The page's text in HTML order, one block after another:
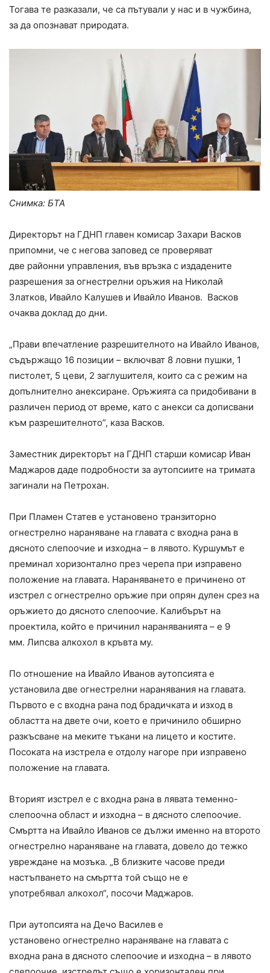
Тогава те разказали, че са пътували у нас и в чужбина,
за да опознават природата.
Снимка: БТА
Директорът на ГДНП главен комисар Захари Васков
припомни, че с негова заповед се проверяват
две районни управления, във връзка с издадените
разрешения за огнестрелни оръжия на Николай
Златков, Ивайло Калушев и Ивайло Иванов. Васков
очаква доклад до дни.
„Прави впечатление разрешителното на Ивайло Иванов,
съдържащо 16 позиции – включват 8 ловни пушки, 1
пистолет, 5 цеви, 2 заглушителя, които са с режим на
допълнително анексиране. Оръжията са придобивани в
различен период от време, като с анекси са дописвани
към разрешителното”, каза Васков.
Заместник директорът на ГДНП старши комисар Иван
Маджаров даде подробности за аутопсиите на тримата
загинали на Петрохан.
При Пламен Статев е установено транзиторно
огнестрелно нараняване на главата с входна рана в
дясното слепоочие и изходна – в лявото. Куршумът е
преминал хоризонтално през черепа при изправено
положение на главата. Нараняването е причинено от
изстрел с огнестрелно оръжие при опрян дулен срез на
оръжието до дясното слепоочие. Калибърът на
проектила, който е причинил нараняванията – е 9
мм. Липсва алкохол в кръвта му.
По отношение на Ивайло Иванов аутопсията е
установила две огнестрелни наранявания на главата.
Първото е с входна рана под брадичката и изход в
областта на двете очи, което е причинило обширно
разкъсване на меките тъкани на лицето и костите.
Посоката на изстрела е отдолу нагоре при изправено
положение на главата.
Вторият изстрел е с входна рана в лявата теменно-
слепоочна област и изходна – в дясното слепоочие.
Смъртта на Ивайло Иванов се дължи именно на второто
огнестрелно нараняване на главата, довело до тежко
увреждане на мозъка. „В близките часове преди
настъпването на смъртта той също не е
употребявал алкохол“, посочи Маджаров.
При аутопсията на Дечо Василев е
установено огнестрелно нараняване на главата с
входна рана в дясното слепоочие и изходна – в лявото